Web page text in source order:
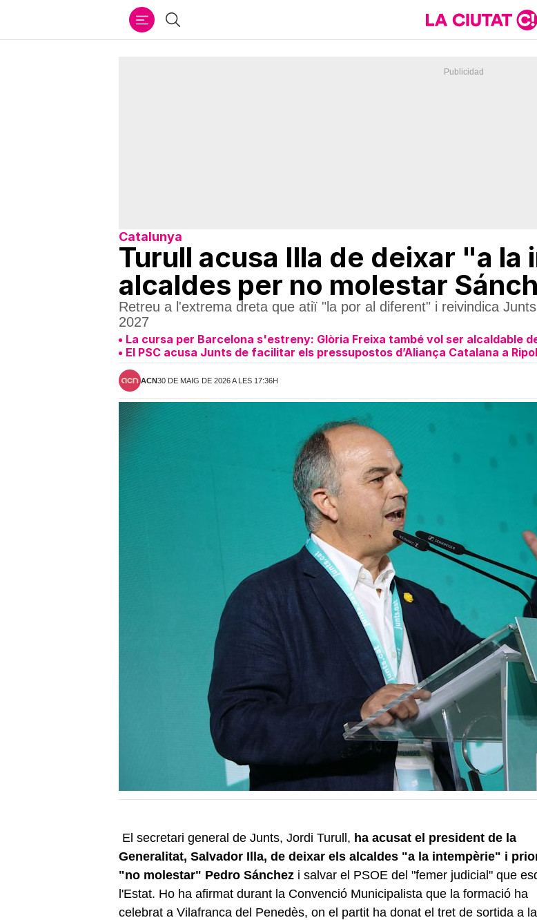
Cercar
Catalunya
Turull acusa Illa de deixar "a
alcaldes per no molestar
Retreu a l'extrema dreta que atiï "la por al diferent" i reivindica
2027
La cursa per Barcelona s'estreny: Glòria Freixa també vol ser alcaldable
El PSC acusa Junts de facilitar els pressupostos d’Aliança Catalana a
ACN30 DE MAIG DE 2026 A LES 17:36H
El secretari general de Junts, Jordi Turull, ha acusat el president de la
Generalitat, Salvador Illa, de deixar els alcaldes "a la intempèrie" i
"no molestar" Pedro Sánchez i salvar el PSOE del "femer judicial" que
l'Estat. Ho ha afirmat durant la Convenció Municipalista que la formació ha
celebrat a Vilafranca del Penedès, on el partit ha donat el tret de sortida a